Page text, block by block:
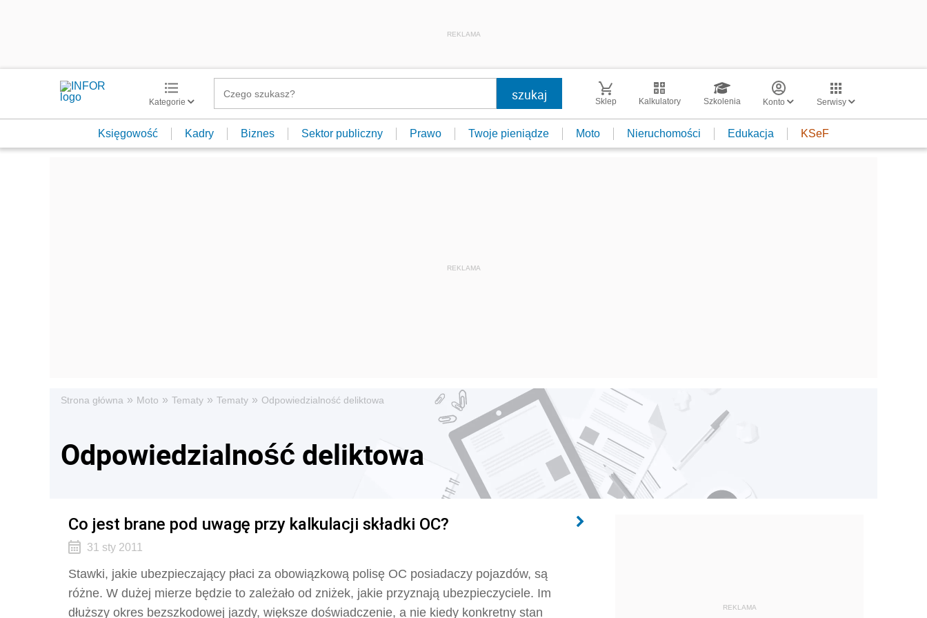
REKLAMA
Kategorie Sklep Kalkulatory Szkolenia Konto Serwisy
Księgowość Kadry Biznes Sektor publiczny Prawo Twoje pieniądze Moto Nieruchomości Edukacja KSeF
Strona główna » Moto » Tematy » Tematy » Odpowiedzialność deliktowa
Odpowiedzialność deliktowa
Co jest brane pod uwagę przy kalkulacji składki OC?
31 sty 2011
Stawki, jakie ubezpieczający płaci za obowiązkową polisę OC posiadaczy pojazdów, są
różne. W dużej mierze będzie to zależało od zniżek, jakie przyznają ubezpieczyciele. Im
dłuższy okres bezszkodowej jazdy, większe doświadczenie, a nie kiedy konkretny stan
REKLAMA